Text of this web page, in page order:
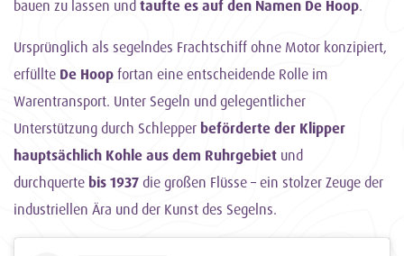
bauen zu lassen und taufte es auf den Namen De Hoop.
Ursprünglich als segelndes Frachtschiff ohne Motor konzipiert,
erfüllte De Hoop fortan eine entscheidende Rolle im
Warentransport. Unter Segeln und gelegentlicher
Unterstützung durch Schlepper beförderte der Klipper
hauptsächlich Kohle aus dem Ruhrgebiet und
durchquerte bis 1937 die großen Flüsse – ein stolzer Zeuge der
industriellen Ära und der Kunst des Segelns.